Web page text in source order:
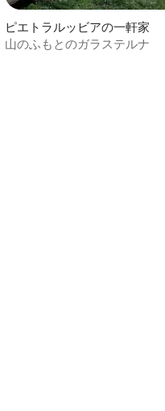
、5つ星中4.89つ星の平均評価
ピエトラルッビアの一軒家
山のふもとのガラステルナ